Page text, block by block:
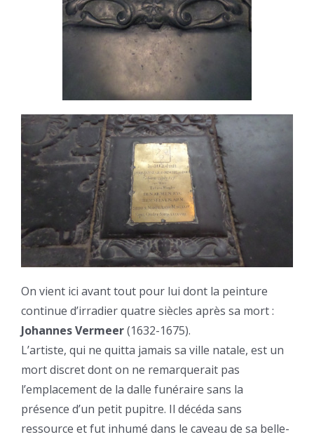
On vient ici avant tout pour lui dont la peinture
continue d’irradier quatre siècles après sa mort :
Johannes Vermeer(1632-1675).
L’artiste, qui ne quitta jamais sa ville natale, est un
mort discret dont on ne remarquerait pas
l’emplacement de la dalle funéraire sans la
présence d’un petit pupitre. Il décéda sans
ressource et fut inhumé dans le caveau de sa belle-